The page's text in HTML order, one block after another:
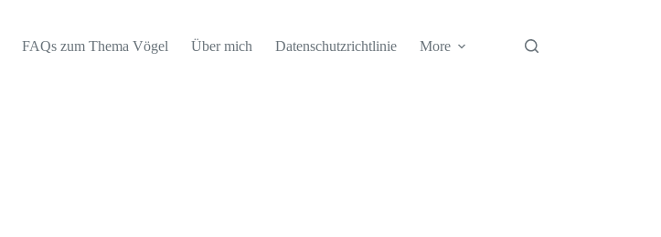
FAQs zum Thema Vögel Über mich Datenschutzrichtlinie More